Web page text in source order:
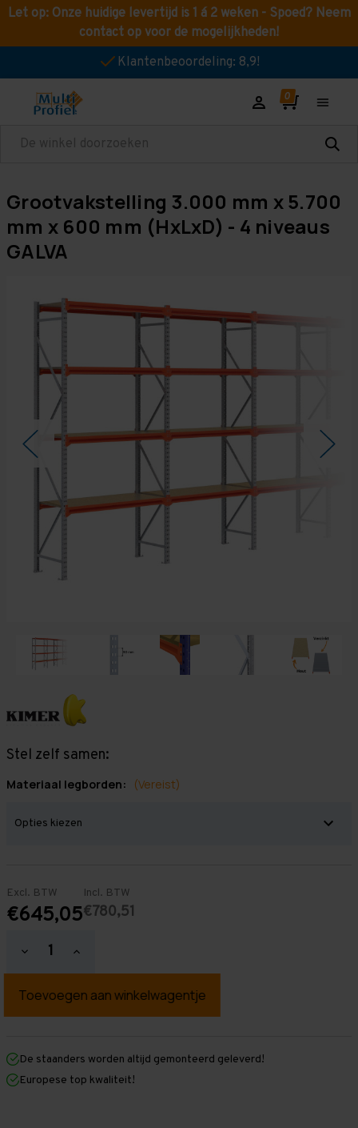
Let op: Onze huidige levertijd is 1 á 2 weken - Spoed? Neem
contact op voor de mogelijkheden!
Klantenbeoordeling: 8,9!
Zoeken
Grootvakstelling 3.000 mm x 5.700
mm x 600 mm (HxLxD) - 4 niveaus
GALVA
Stel zelf samen:
Materiaal legborden: (Vereist)
Excl. BTW
€645,05
Incl. BTW
€780,51
Hoeveelheid
verlagen
Grootvakstelling
mm
mm
x
600
Hoeveelheid
verhogen
Grootvakstelling
mm
mm
600
De staanders worden altijd gemonteerd geleverd!
Europese top kwaliteit!